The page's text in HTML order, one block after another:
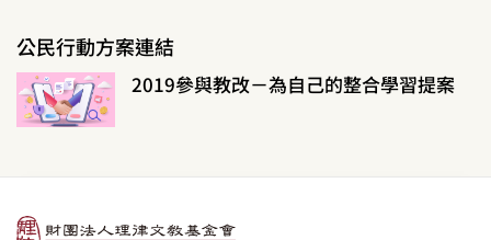
公民行動方案連結
2019參與教改－為自己的整合學習提案